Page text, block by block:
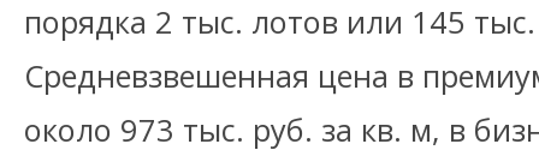
порядка 2 тыс. лотов или 145
Средневзвешенная цена в
около 973 тыс. руб. за кв. м, в